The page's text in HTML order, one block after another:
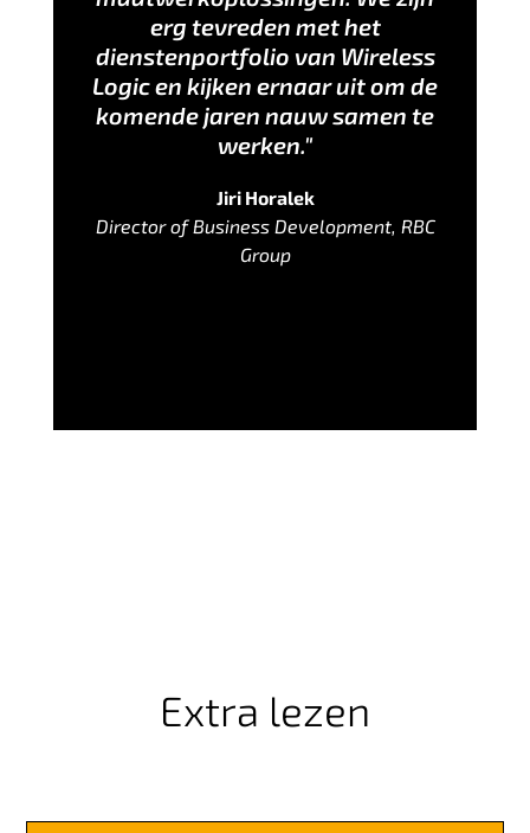
erg tevreden met het
dienstenportfolio van Wireless
Logic en kijken ernaar uit om de
komende jaren nauw samen te
werken."
Jiri Horalek
Director of Business Development, RBC
Group
Extra lezen